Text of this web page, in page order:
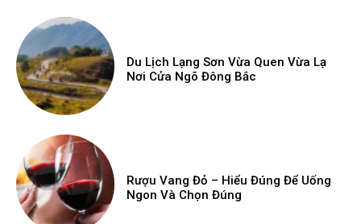
Du Lịch Lạng Sơn Vừa Quen Vừa Lạ
Nơi Cửa Ngõ Đông Bắc
Rượu Vang Đỏ – Hiểu Đúng Để Uống
Ngon Và Chọn Đúng